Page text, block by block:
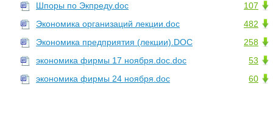
107
Шпоры по Экпреду.doc
482
Экономика организаций лекции.doc
258
Экономика предприятия (лекции).DOC
53
экономика фирмы 17 ноября.doc.doc
60
экономика фирмы 24 ноября.doc